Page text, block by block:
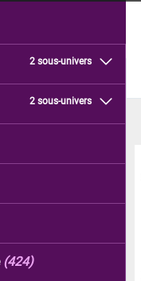
2 sous-univers
2 sous-univers
(424)